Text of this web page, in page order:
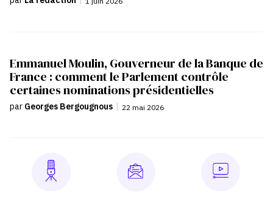
Emmanuel Moulin, Gouverneur de la Banque de
France : comment le Parlement contrôle
certaines nominations présidentielles
par Georges Bergougnous | 22 mai 2026